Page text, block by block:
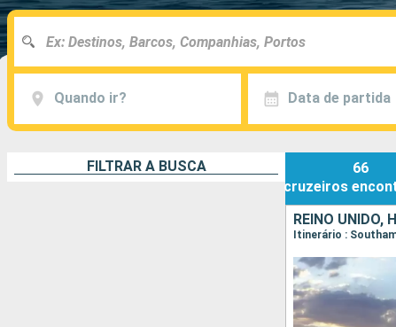
Quando ir? Data de partida
FILTRAR A BUSCA
66
cruzeiros
REINO UNIDO,
Itinerário :